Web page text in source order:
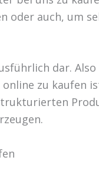
oder auch, um
dar.
zu kaufen